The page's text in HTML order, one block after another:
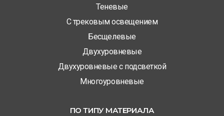
Теневые
С трековым освещением
Бесщелевые
Двухуровневые
Двухуровневые с подсветкой
Многоуровневые
ПО ТИПУ МАТЕРИАЛА